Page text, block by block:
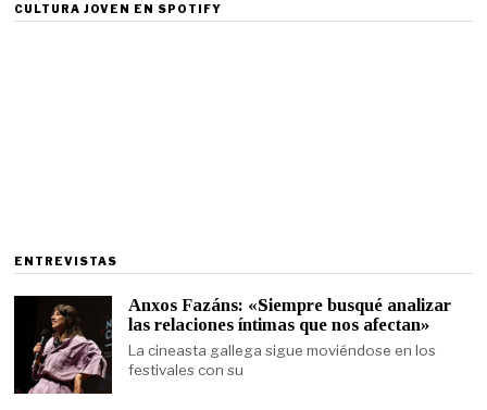
CULTURA JOVEN EN SPOTIFY
ENTREVISTAS
Anxos Fazáns: «Siempre busqué analizar
las relaciones íntimas que nos afectan»
La cineasta gallega sigue moviéndose en los
festivales con su